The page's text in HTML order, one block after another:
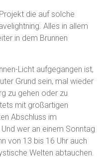
die auf solche
Alles in allem
in dem Brunnen
Licht aufgegangen ist,
Grund sein, mal wieder
zu gehen oder zu
mit großartigen
Abschluss im
wer an einem Sonntag
von 13 bis 16 Uhr auch
Welten abtauchen.